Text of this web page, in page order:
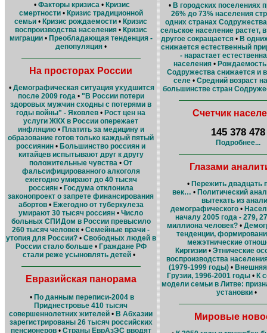
• Факторы кризиса• Кризис
смертности• Кризис традиционной
семьи • Кризис рождаемости • Кризис
воспроизводства населения• Кризис
миграции• Преобладающая тенденция -
депопуляция•
На просторах России
• Демографическая ситуация ухудшится
после 2009 года•"В России потери
здоровых мужчин сходны с потерями в
годы войны" - Яковлев • Рост цен на
услуги ЖКХ в России опережает
инфляцию• Платить за медицину и
образование готов только каждый пятый
россиянин • Большинство россиян и
китайцев испытывают друг к другу
положительные чувства • От
фальсифицированного алкоголя
ежегодно умирают до 40 тысяч
россиян• Госдума отклонила
законопроект о запрете финансирования
абортов• Ежегодно от туберкулеза
умирают 30 тысяч россиян • Число
больных СПИДом в России превысило
260 тысяч человек • Семейные врачи -
утопия для России?•Свободных людей в
России стало больше• Граждане РФ
стали реже усыновлять детей •
Евразийская панорама
• По данным переписи-2004 в
Приднестровье 410 тысяч
совершеннолетних жителей • В Абхазии
зарегистрированы 26 тысяч российских
пенсионеров• Страны ЕврАзЭС вводят
• В городских поселениях
26% до 73% населения
одних странах
сельское население растет,
другое сокращается • В
снижается естественный
- нарастает
населения • Рождаемость
Содружества снижается и
селе• Средний возраст
большинстве стран
Счетчик
145 378 478
Подробнее...
Глазами
• Пережить двадцать
век… • Политический
вытекать из
демографического •
началу 2005 года - 279,
миллиона человек? •
тенденции,
межэтнические
Киргизии• Этнические
воспроизводства
(1979-1999 годы)•
Грузии, 1996-2001 годы • К
модели семьи в Литве:
установки•
Мировые